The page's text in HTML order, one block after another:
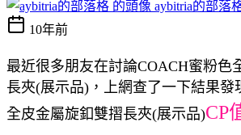
aybitria的部落
10年前
最近很多朋友在討論COACH蜜粉色
長夾(展示品)，上網查了一下結果發
全皮金屬旋釦雙摺長夾(展示品)CP